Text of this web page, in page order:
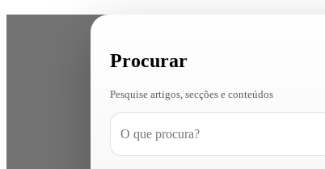
Procurar
Pesquise artigos, secções e conteúdos